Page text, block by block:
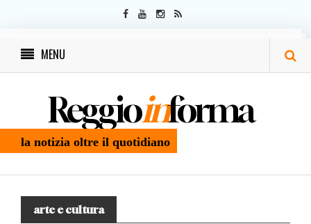
MENU
Reggioinforma
la notizia oltre il quotidiano
arte e cultura